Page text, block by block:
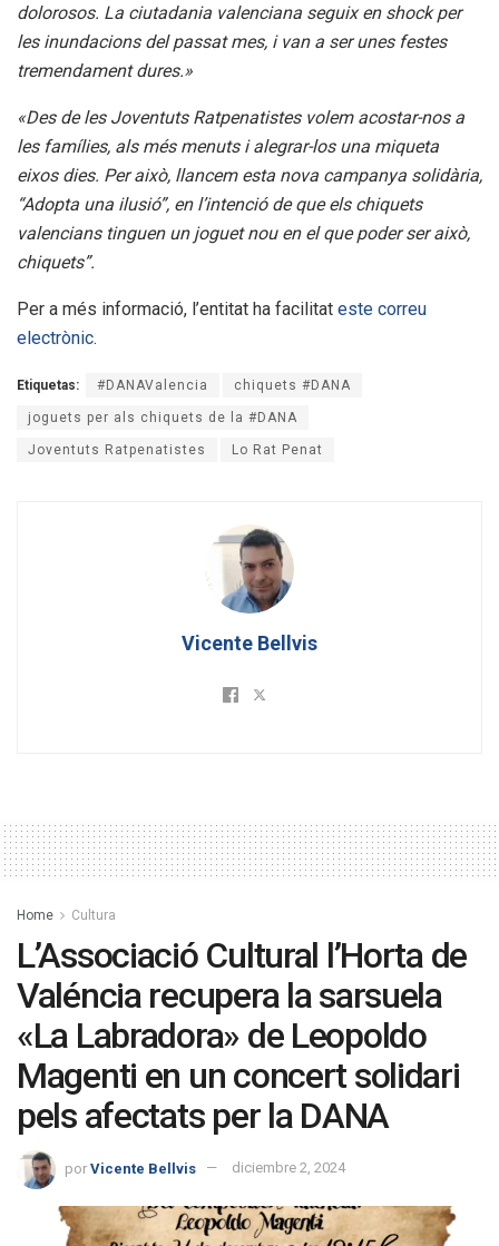
dolorosos. La ciutadania valenciana seguix en shock per
les inundacions del passat mes, i van a ser unes festes
tremendament dures.»
«Des de les Joventuts Ratpenatistes volem acostar-nos a
les famílies, als més menuts i alegrar-los una miqueta
eixos dies. Per això, llancem esta nova campanya solidària,
“Adopta una ilusió”, en l’intenció de que els chiquets
valencians tinguen un joguet nou en el que poder ser això,
chiquets”.
Per a més informació, l’entitat ha facilitat este correu
electrònic.
Etiquetas: #DANAValencia chiquets #DANA
joguets per als chiquets de la #DANA
Joventuts Ratpenatistes Lo Rat Penat
Vicente Bellvis
Home Cultura
L’Associació Cultural l’Horta de
Valéncia recupera la sarsuela
«La Labradora» de Leopoldo
Magenti en un concert solidari
pels afectats per la DANA
por Vicente Bellvis diciembre 2, 2024